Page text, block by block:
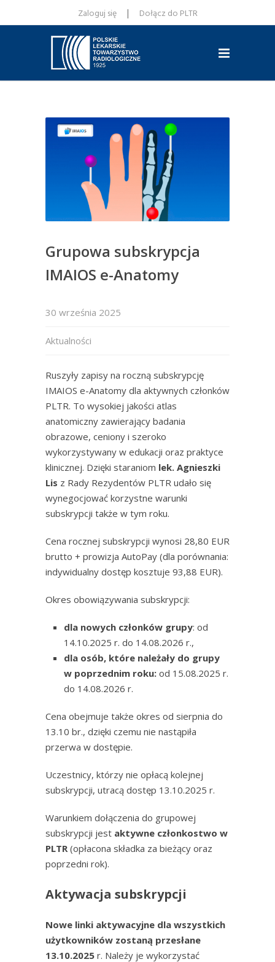
Zaloguj się | Dołącz do PLTR
Grupowa subskrypcja
IMAIOS e-Anatomy
30 września 2025
Aktualności
Ruszyły zapisy na roczną subskrypcję
IMAIOS e-Anatomy dla aktywnych członków
PLTR. To wysokiej jakości atlas
anatomiczny zawierający badania
obrazowe, ceniony i szeroko
wykorzystywany w edukacji oraz praktyce
klinicznej. Dzięki staraniom lek. Agnieszki
Lis z Rady Rezydentów PLTR udało się
wynegocjować korzystne warunki
subskrypcji także w tym roku.
Cena rocznej subskrypcji wynosi 28,80 EUR
brutto + prowizja AutoPay (dla porównania:
indywidualny dostęp kosztuje 93,88 EUR).
Okres obowiązywania subskrypcji:
dla nowych członków grupy: od
14.10.2025 r. do 14.08.2026 r.,
dla osób, które należały do grupy
w poprzednim roku: od 15.08.2025 r.
do 14.08.2026 r.
Cena obejmuje także okres od sierpnia do
13.10 br., dzięki czemu nie nastąpiła
przerwa w dostępie.
Uczestnicy, którzy nie opłacą kolejnej
subskrypcji, utracą dostęp 13.10.2025 r.
Warunkiem dołączenia do grupowej
subskrypcji jest aktywne członkostwo w
PLTR (opłacona składka za bieżący oraz
poprzedni rok).
Aktywacja subskrypcji
Nowe linki aktywacyjne dla wszystkich
użytkowników zostaną przesłane
13.10.2025 r. Należy je wykorzystać